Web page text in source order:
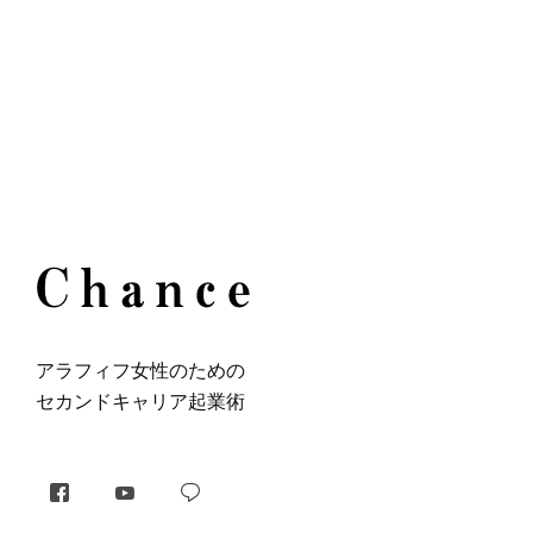
アラフィフ⼥性のための
セカンドキャリア起業術